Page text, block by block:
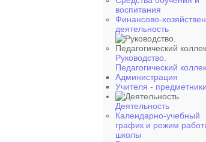
воспитания
Финансово-
деятельность
Руководство.
Педагогический
Администрация
Учителя - предметники
Деятельность
Календарно-учебный
график и режим
школы